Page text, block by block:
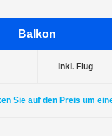
Balkon
inkl. Flug
Sie auf den Preis um